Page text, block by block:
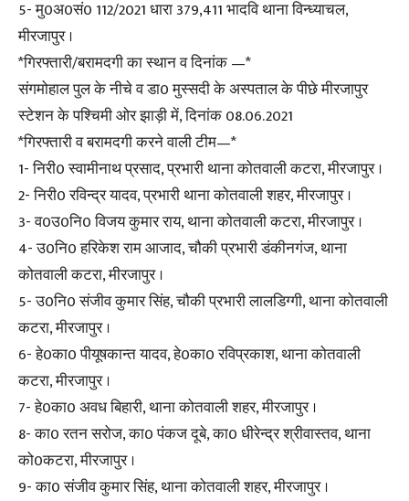
5- मु0अ0सं0 112/2021 धारा 379,411 भादवि थाना विन्ध्याचल,
मीरजापुर ।
*गिरफ्तारी/बरामदगी का स्थान व दिनांक —*
संगमोहाल पुल के नीचे व डा0 मुस्सदी के अस्पताल के पीछे मीरजापुर
स्टेशन के पश्चिमी ओर झाड़ी में, दिनांक 08.06.2021
*गिरफ्तारी व बरामदगी करने वाली टीम—*
1- निरी0 स्वामीनाथ प्रसाद, प्रभारी थाना कोतवाली कटरा, मीरजापुर ।
2- निरी0 रविन्द्र यादव, प्रभारी थाना कोतवाली शहर, मीरजापुर ।
3- व0उ0नि0 विजय कुमार राय, थाना कोतवाली कटरा, मीरजापुर ।
4- उ0नि0 हरिकेश राम आजाद, चौकी प्रभारी डंकीनगंज, थाना
कोतवाली कटरा, मीरजापुर ।
5- उ0नि0 संजीव कुमार सिंह, चौकी प्रभारी लालडिग्गी, थाना कोतवाली
कटरा, मीरजापुर ।
6- हे0का0 पीयूषकान्त यादव, हे0का0 रविप्रकाश, थाना कोतवाली
कटरा, मीरजापुर ।
7- हे0का0 अवध बिहारी, थाना कोतवाली शहर, मीरजापुर ।
8- का0 रतन सरोज, का0 पंकज दूबे, का0 धीरेन्द्र श्रीवास्तव, थाना
को0कटरा, मीरजापुर ।
9- का0 संजीव कुमार सिंह, थाना कोतवाली शहर, मीरजापुर ।